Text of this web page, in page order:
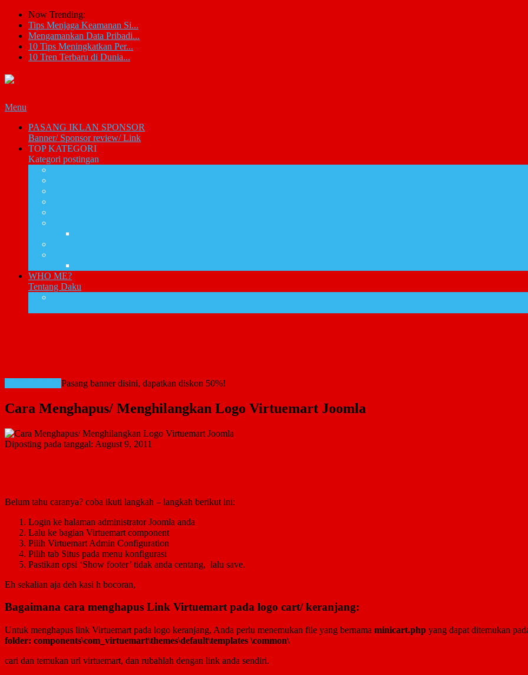
Now Trending:
Tips Menjaga Keamanan Si...
Mengamankan Data Pribadi...
10 Tips Meningkatkan Per...
10 Tren Terbaru di Dunia...
Menu
PASANG IKLAN SPONSOR
Banner/ Sponsor review/ Link
TOP KATEGORI
Kategori postingan
WHO ME?
Tentang Daku
Pasang banner disini, dapatkan diskon 50%!
Cara Menghapus/ Menghilangkan Logo Virtuemart Joomla
Diposting pada tanggal: August 9, 2011
Belum tahu caranya? coba ikuti langkah – langkah berikut ini:
Login ke halaman administrator Joomla anda
Lalu ke bagian Virtuemart component
Pilih Virtuemart Admin Configuration
Pilih tab Situs pada menu konfigurasi
Pastikan opsi ‘Show footer’ tidak anda centang, lalu save.
Eh sekalian aja deh kasi h bocoran,
Bagaimana cara menghapus Link Virtuemart pada logo cart/ keranjang:
Untuk menghapus link Virtuemart pada logo keranjang, Anda perlu menemukan file yang bernama minicart.php yang dapat ditemukan
folder: components\com_virtuemart\themes\default\templates \common\
cari dan temukan url virtuemart, dan rubahlah dengan link anda sendiri.